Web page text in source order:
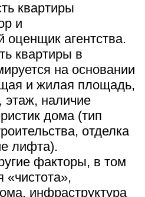
квартиры
и
агентства.
квартиры в
на основании
и жилая площадь,
этаж, наличие
дома (тип
отделка
лифта).
факторы, в том
«чистота»,
инфраструктура